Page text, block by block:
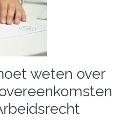
weten over